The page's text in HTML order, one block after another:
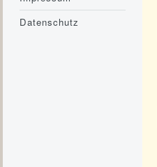
Datenschutz